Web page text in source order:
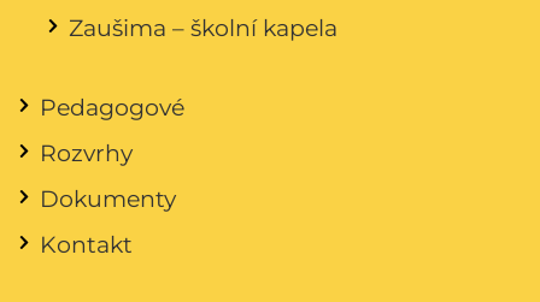
Zaušima – školní kapela
Pedagogové
Rozvrhy
Dokumenty
Kontakt